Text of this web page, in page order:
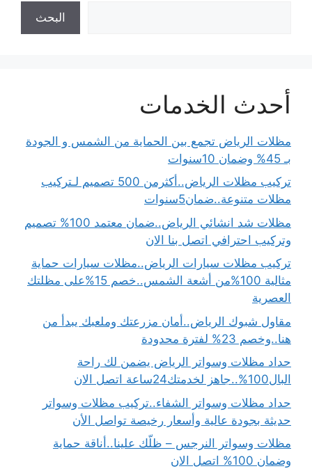
البحث
أحدث الخدمات
مظلات الرياض تجمع بين الحماية من الشمس و الجودة
بـ 45% وضمان 10سنوات
تركيب مظلات الرياض..أكثرمن 500 تصميم لـتركيب
مظلات متنوعة..ضمان5سنوات
مظلات شد انشائي الرياض..ضمان معتمد 100% تصميم
وتركيب احترافي اتصل بنا الان
تركيب مظلات سيارات الرياض..مظلات سيارات حماية
مثالية 100%من أشعة الشمس..خصم 15%على مظلتك
العصرية
مقاول شبوك الرياض..أمان مزرعتك وملعبك يبدأ من
هنا..وخصم 23% لفترة محدودة
حداد مظلات وسواتر الرياض يضمن لك راحة
البال100%..جاهز لخدمتك24ساعة اتصل الان
حداد مظلات وسواتر الشفاء..تركيب مظلات وسواتر
حديثة بجودة عالية وأسعار رخيصة تواصل الأن
مظلات وسواتر النرجس – ظلّك علينا..أناقة حماية
وضمان 100% اتصل الان